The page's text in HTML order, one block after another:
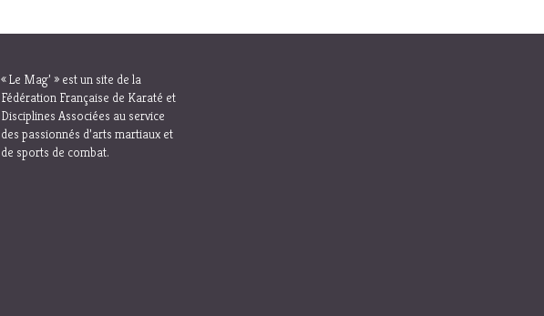
« Le Mag’ » est un site de la
Fédération Française de Karaté et
Disciplines Associées au service
des passionnés d’arts martiaux et
de sports de combat.